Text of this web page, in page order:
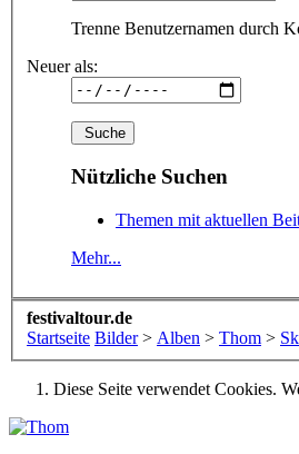
Trenne Benutzernamen durch
Neuer als:
Nützliche Suchen
Themen mit aktuellen
Mehr...
festivaltour.de
Startseite Bilder > Alben > Thom >
Diese Seite verwendet Cookies.